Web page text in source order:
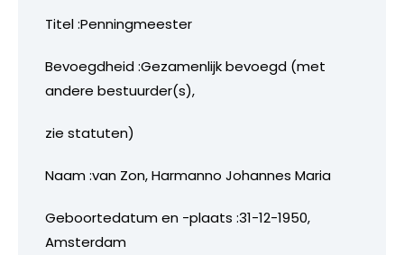
Titel :Penningmeester
Bevoegdheid :Gezamenlijk bevoegd (met
andere bestuurder(s),
zie statuten)
Naam :van Zon, Harmanno Johannes Maria
Geboortedatum en -plaats :31-12-1950,
Amsterdam